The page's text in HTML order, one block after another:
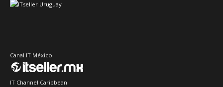
Canal IT México
IT Channel Caribbean